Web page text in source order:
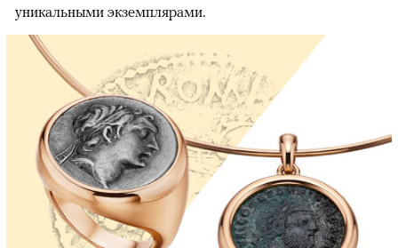
уникальными экземплярами.